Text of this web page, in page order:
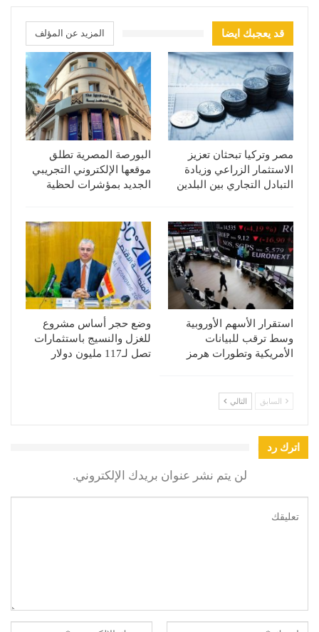
قد يعجبك ايضا المزيد عن المؤلف
مصر وتركيا تبحثان تعزيز
الاستثمار الزراعي وزيادة
التبادل التجاري بين البلدين
البورصة المصرية تطلق
موقعها الإلكتروني التجريبي
الجديد بمؤشرات لحظية
استقرار الأسهم الأوروبية
وسط ترقب للبيانات
الأمريكية وتطورات هرمز
وضع حجر أساس مشروع
للغزل والنسيج باستثمارات
تصل لـ117 مليون دولار
السابق التالي
اترك رد
لن يتم نشر عنوان بريدك الإلكتروني.